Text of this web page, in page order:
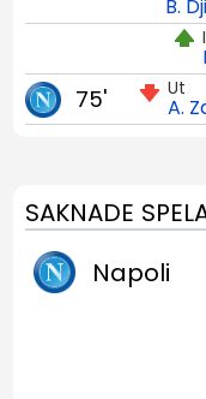
B.
Ut
A.
75'
SAKNADE
Napoli